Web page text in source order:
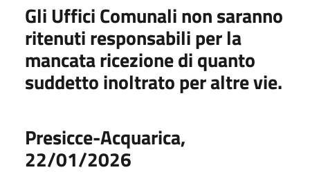
Gli Uffici Comunali non saranno
ritenuti responsabili per la
mancata ricezione di quanto
suddetto inoltrato per altre vie.
Presicce-Acquarica,
22/01/2026